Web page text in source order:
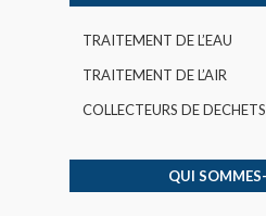
TRAITEMENT DE L’EAU
TRAITEMENT DE L’AIR
COLLECTEURS DE DECHETS
QUI